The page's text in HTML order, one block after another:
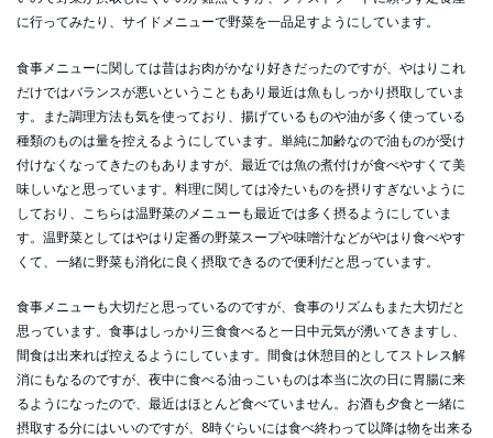
に行ってみたり、サイドメニューで野菜を一品足すようにしています。
食事メニューに関しては昔はお肉がかなり好きだったのですが、やはりこれ
だけではバランスが悪いということもあり最近は魚もしっかり摂取していま
す。また調理方法も気を使っており、揚げているものや油が多く使っている
種類のものは量を控えるようにしています。単純に加齢なので油ものが受け
付けなくなってきたのもありますが、最近では魚の煮付けが食べやすくて美
味しいなと思っています。料理に関しては冷たいものを摂りすぎないように
しており、こちらは温野菜のメニューも最近では多く摂るようにしていま
す。温野菜としてはやはり定番の野菜スープや味噌汁などがやはり食べやす
くて、一緒に野菜も消化に良く摂取できるので便利だと思っています。
食事メニューも大切だと思っているのですが、食事のリズムもまた大切だと
思っています。食事はしっかり三食食べると一日中元気が湧いてきますし、
間食は出来れば控えるようにしています。間食は休憩目的としてストレス解
消にもなるのですが、夜中に食べる油っこいものは本当に次の日に胃腸に来
るようになったので、最近はほとんど食べていません。お酒も夕食と一緒に
摂取する分にはいいのですが、8時ぐらいには食べ終わって以降は物を出来る